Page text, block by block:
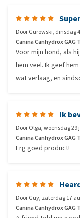
Super
DoorGurowski, dinsdag
Canina Canhydrox GAG
Voor mijn hond, als
hem veel. Ik geef
wat verlaag, en
Ik
DoorOlga,woensdag 29
Canina Canhydrox GAG
Erg goed product!
DoorGuy, zaterdag 17
Canina Canhydrox GAG